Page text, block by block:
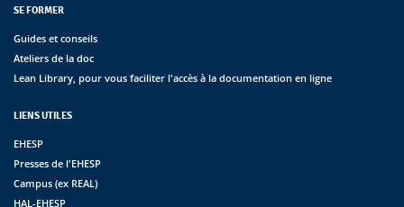
SE FORMER
Guides et conseils
Ateliers de la doc
Lean Library, pour vous faciliter l'accès à la documentation en ligne
LIENS UTILES
EHESP
Presses de l'EHESP
Campus (ex REAL)
HAL-EHESP